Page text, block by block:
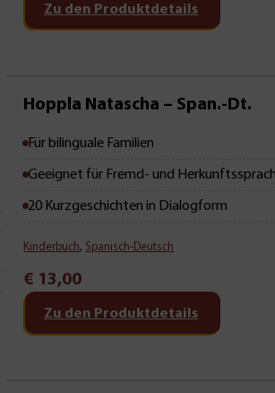
Zu den Produktdetails
Mit Leseprobe!
Hoppla Natascha – Span.-Dt.
Für bilinguale Familien
Geeignet für Fremd- und
20 Kurzgeschichten in Dialogform
Kinderbuch, Spanisch-Deutsch
€ 13,00
Zu den Produktdetails